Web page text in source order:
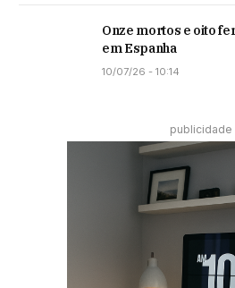
Onze mortos e oito
em Espanha
10/07/26 - 10:14
publicidade